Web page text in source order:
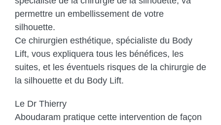
permettre un embellissement de votre
silhouette.
Ce chirurgien esthétique, spécialiste du Body
Lift, vous expliquera tous les bénéfices, les
suites, et les éventuels risques de la chirurgie de
la silhouette et du Body Lift.
Le Dr Thierry
Aboudaram pratique cette intervention de façon